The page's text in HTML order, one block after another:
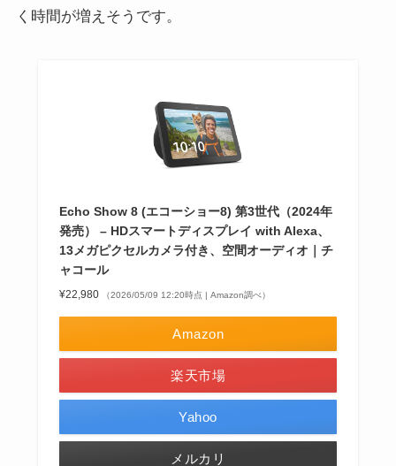
く時間が増えそうです。
Echo Show 8 (エコーショー8) 第3世代（2024年
発売） – HDスマートディスプレイ with Alexa、
13メガピクセルカメラ付き、空間オーディオ｜チ
ャコール
¥22,980 （2026/05/09 12:20時点 | Amazon調べ）
Amazon
楽天市場
Yahoo
メルカリ